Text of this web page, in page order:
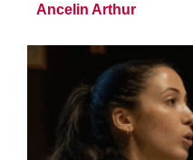
Ancelin Arthur